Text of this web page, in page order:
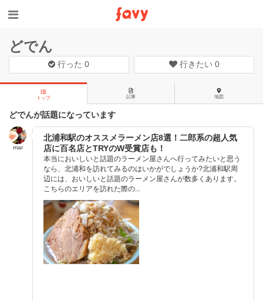
どでん
行った0 行きたい 0
トップ 記事 地図
どでんが話題になっています
mar
北浦和駅のオススメラーメン店8選！二郎系の超人気
店に百名店とTRYのW受賞店も！
本当においしいと話題のラーメン屋さんへ行ってみたいと思う
なら、北浦和を訪れてみるのはいかがでしょうか?北浦和駅周
辺には、おいしいと話題のラーメン屋さんが数多くあります。
こちらのエリアを訪れた際の...